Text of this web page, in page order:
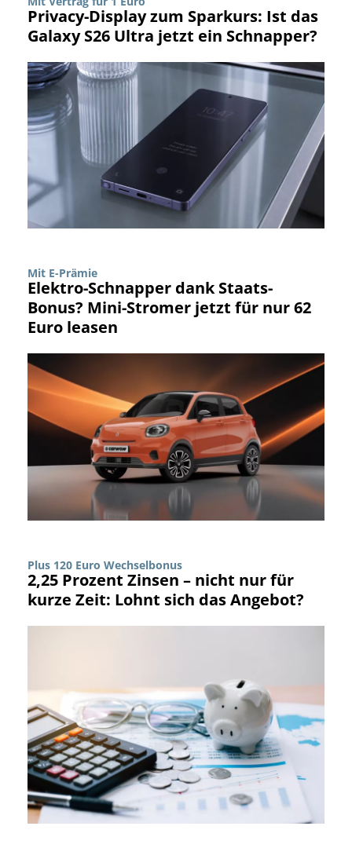
Privacy-Display zum Sparkurs: Ist das
Galaxy S26 Ultra jetzt ein Schnapper?
Mit E-Prämie
Elektro-Schnapper dank Staats-
Bonus? Mini-Stromer jetzt für nur 62
Euro leasen
Plus 120 Euro Wechselbonus
2,25 Prozent Zinsen – nicht nur für
kurze Zeit: Lohnt sich das Angebot?